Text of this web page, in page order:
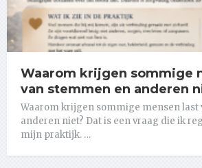
Waarom krijgen sommige
van stemmen en anderen
Waarom krijgen sommige mensen last
anderen niet? Dat is een vraag die ik
mijn praktijk. …